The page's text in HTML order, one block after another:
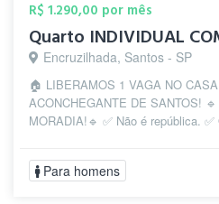
R$ 1.290,00 por mês
Encruzilhada, Santos - SP
🏠 LIBERAMOS 1 VAGA NO
ACONCHEGANTE DE SANTOS!
MORADIA!🔹 ✅ Não é república.
Para homens